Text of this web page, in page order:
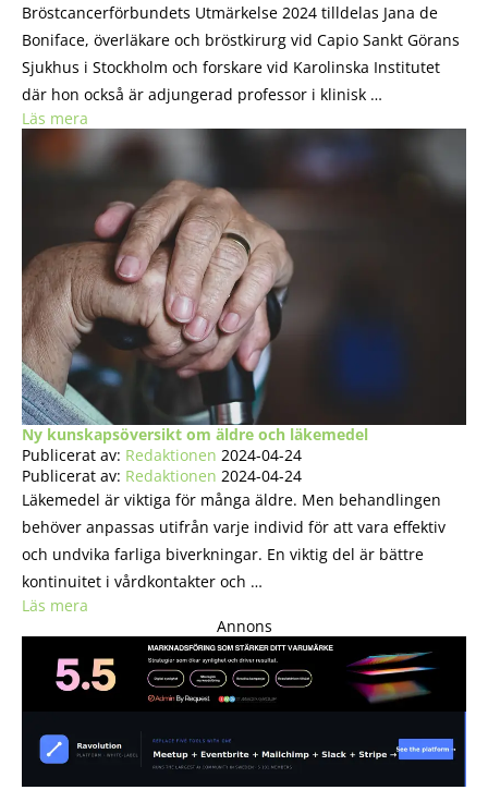
Bröstcancerförbundets Utmärkelse 2024 tilldelas Jana de
Boniface, överläkare och bröstkirurg vid Capio Sankt Görans
Sjukhus i Stockholm och forskare vid Karolinska Institutet
där hon också är adjungerad professor i klinisk …
Läs mera
Ny kunskapsöversikt om äldre och läkemedel
Publicerat av: Redaktionen 2024-04-24
Publicerat av: Redaktionen 2024-04-24
Läkemedel är viktiga för många äldre. Men behandlingen
behöver anpassas utifrån varje individ för att vara effektiv
och undvika farliga biverkningar. En viktig del är bättre
kontinuitet i vårdkontakter och …
Läs mera
Annons